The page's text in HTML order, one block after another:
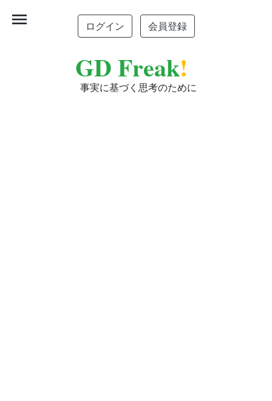
ログイン 会員登録
GD Freak!
事実に基づく思考のために
menu